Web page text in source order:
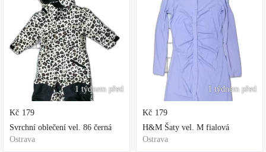
1 týdnem před
Kč 179
Svrchní oblečení vel. 86 černá
Ostrava
1 týdnem před
Kč 179
H&M Šaty vel. M fialová
Ostrava